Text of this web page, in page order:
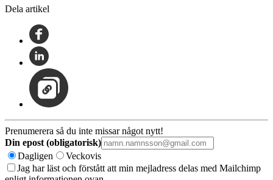
Dela artikel
Prenumerera så du inte missar något nytt!
Din epost (obligatorisk)
Dagligen
Veckovis
Jag har läst och förstått att min mejladress delas med Mailchimp